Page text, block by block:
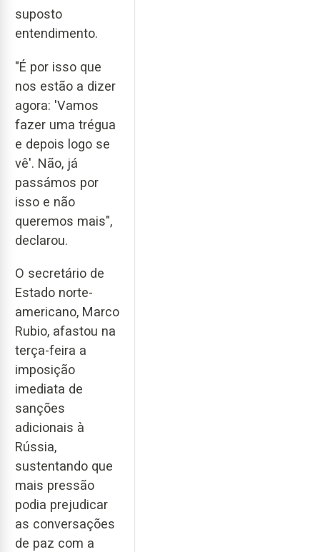
suposto
entendimento.
"É por isso que
nos estão a dizer
agora: 'Vamos
fazer uma trégua
e depois logo se
vê'. Não, já
passámos por
isso e não
queremos mais",
declarou.
O secretário de
Estado norte-
americano, Marco
Rubio, afastou na
terça-feira a
imposição
imediata de
sanções
adicionais à
Rússia,
sustentando que
mais pressão
podia prejudicar
as conversações
de paz com a